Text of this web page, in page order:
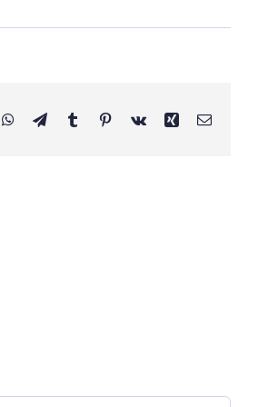
WhatsApp
TelegramTumblrPinterest
Vk Xing E-